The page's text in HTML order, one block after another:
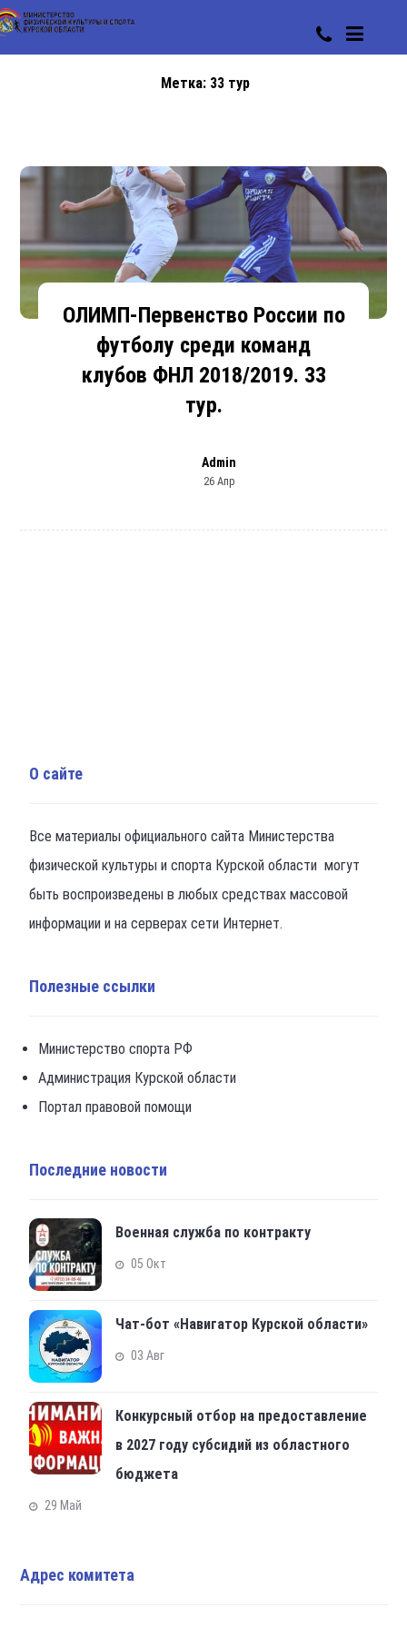
Метка: 33 тур
ОЛИМП-Первенство России по
футболу среди команд
клубов ФНЛ 2018/2019. 33
тур.
Admin
26 Апр
О сайте
Все материалы официального сайта Министерства
физической культуры и спорта Курской области могут
быть воспроизведены в любых средствах массовой
информации и на серверах сети Интернет.
Полезные ссылки
Министерство спорта РФ
Администрация Курской области
Портал правовой помощи
Последние новости
Военная служба по контракту
05 Окт
Чат-бот «Навигатор Курской области»
03 Авг
Конкурсный отбор на предоставление
в 2027 году субсидий из областного
бюджета
29 Май
Адрес комитета